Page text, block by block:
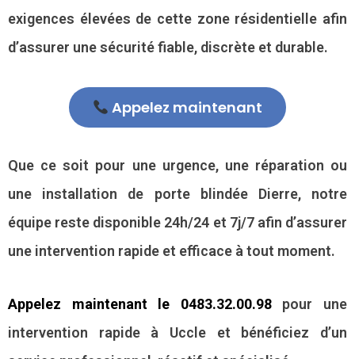
exigences élevées de cette zone résidentielle afin
d’assurer une sécurité fiable, discrète et durable.
Appelez maintenant
Que ce soit pour une urgence, une réparation ou
une installation de porte blindée Dierre, notre
équipe reste disponible 24h/24 et 7j/7 afin d’assurer
une intervention rapide et efficace à tout moment.
Appelez maintenant le 0483.32.00.98pour une
intervention rapide à Uccle et bénéficiez d’un